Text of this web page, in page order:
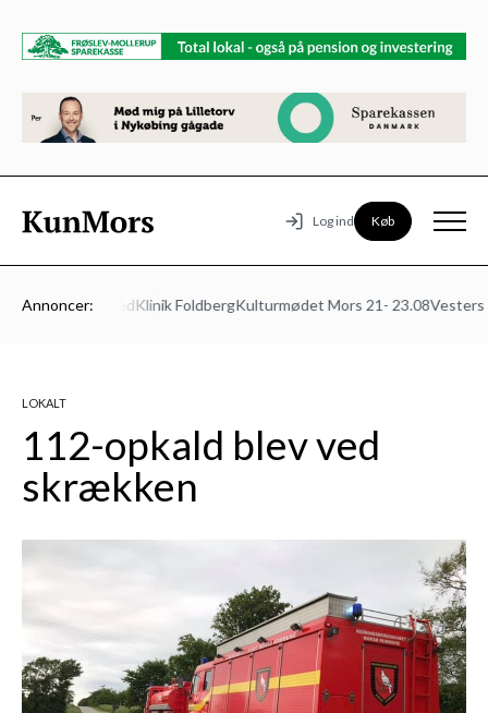
Log ind Køb
Annoncer:
Autoværksted Klinik FoldbergKulturmødet Mors 21- 23.08Vesters
LOKALT
112-opkald blev ved
skrækken